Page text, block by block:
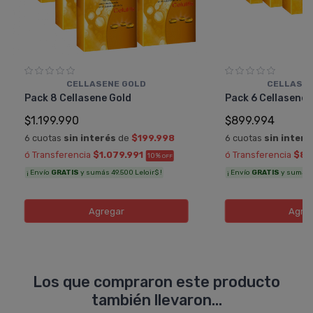
CELLASENE GOLD
Pack 8 Cellasene Gold
$1.199.990
6 cuotas sin interés de $199.998
ó Transferencia $1.079.991 10% OFF
¡ Envío GRATIS y sumás 49.500 Leloir$ !
Agregar
Pack 6 Cellasene
$899.994
6 cuotas sin
ó Transferencia
¡ Envío GRATIS y sumás
Los que compraron este producto
también llevaron...